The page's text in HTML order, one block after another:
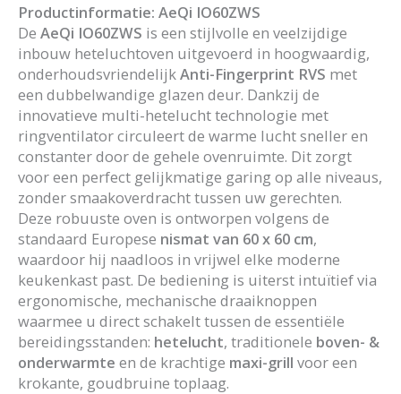
Productinformatie: AeQi IO60ZWS
De AeQi IO60ZWS is een stijlvolle en veelzijdige
inbouw heteluchtoven uitgevoerd in hoogwaardig,
onderhoudsvriendelijkAnti-Fingerprint RVS met
een dubbelwandige glazen deur. Dankzij de
innovatieve multi-hetelucht technologie met
ringventilator circuleert de warme lucht sneller en
constanter door de gehele ovenruimte. Dit zorgt
voor een perfect gelijkmatige garing op alle niveaus,
zonder smaakoverdracht tussen uw gerechten.
Deze robuuste oven is ontworpen volgens de
standaard Europese nismat van 60 x 60 cm,
waardoor hij naadloos in vrijwel elke moderne
keukenkast past. De bediening is uiterst intuïtief via
ergonomische, mechanische draaiknoppen
waarmee u direct schakelt tussen de essentiële
bereidingsstanden: hetelucht, traditionele boven- &
onderwarmte en de krachtige maxi-grill voor een
krokante, goudbruine toplaag.